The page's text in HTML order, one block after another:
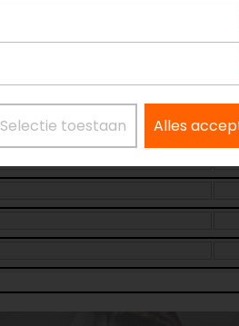
Selectie toestaan Alles